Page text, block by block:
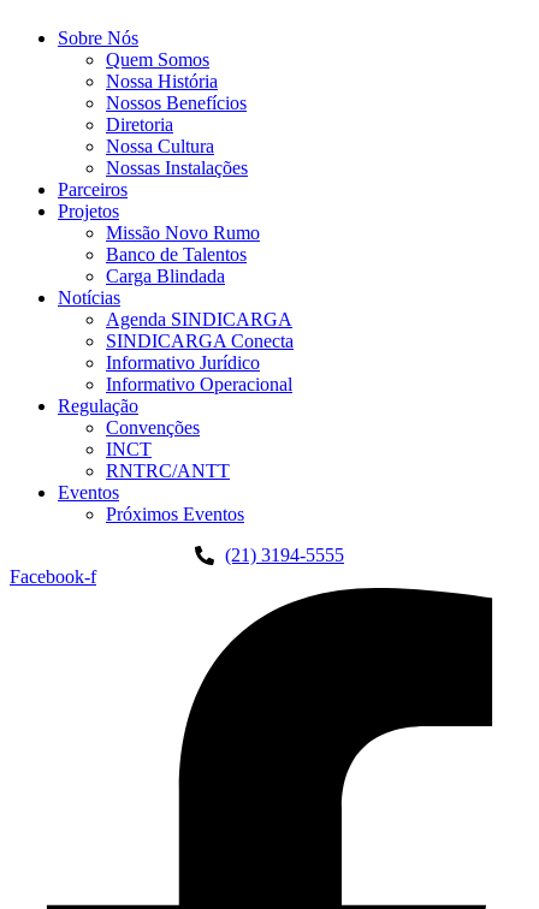
Sobre Nós
Quem Somos
Nossa História
Nossos Benefícios
Diretoria
Nossa Cultura
Nossas Instalações
Parceiros
Projetos
Missão Novo Rumo
Banco de Talentos
Carga Blindada
Notícias
Agenda SINDICARGA
SINDICARGA Conecta
Informativo Jurídico
Informativo Operacional
Regulação
Convenções
INCT
RNTRC/ANTT
Eventos
Próximos Eventos
(21) 3194-5555
Facebook-f